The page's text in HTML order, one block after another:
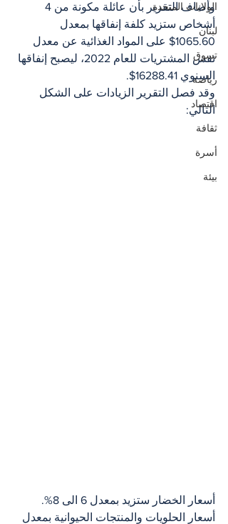
الولايات المتحدة
لبنان
تسوق
رياضة
اقتصاد
ثقافة
أسرة
بيئة
أشخاص ستزيد كلفة إنفاقها بمعدل
1065.60$ على المواد الغذائية عن معدل
نفس المشتريات للعام 2022، ليصبح إنفاقها
السنوي 16288.41$.
وقد فصل التقرير الزيادات على الشكل
التالي:
أسعار الخضار ستزيد بمعدل 6 الى 8%.
أسعار الحلويات والمنتجات الحيوانية بمعدل